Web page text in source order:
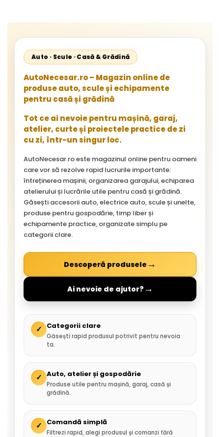
Auto · Scule · Casă & Grădină
AutoNecesar.ro – Magazin online de
produse auto, scule și echipamente
pentru casă și grădină
Tot ce ai nevoie pentru mașină, garaj,
atelier, curte și proiectele practice de zi
cu zi, într-un singur loc.
AutoNecesar.ro este magazinul online pentru oameni
care vor să rezolve rapid lucrurile importante:
întreținerea mașinii, organizarea garajului, echiparea
atelierului și lucrările utile pentru casă și grădină.
Găsești accesorii auto, electrice auto, scule și unelte,
produse pentru gospodărie, timp liber și
echipamente practice, organizate simplu pe
categorii clare.
Descoperă produsele →
Ai nevoie de ajutor? →
✓ Categorii clare
Găsești rapid produsul potrivit pentru nevoia
ta.
✓ Auto, atelier și gospodărie
Produse utile pentru mașină, garaj, casă și
grădină.
✓ Comandă simplă
Filtrezi rapid, alegi produsul și comanzi fără